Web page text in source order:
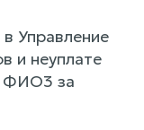
Управление
и неуплате
ФИО3 за